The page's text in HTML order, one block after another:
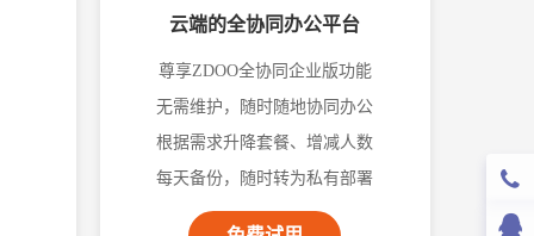
云端的全协同办公平台
尊享ZDOO全协同企业版功能
无需维护，随时随地协同办公
根据需求升降套餐、增减人数
每天备份，随时转为私有部署